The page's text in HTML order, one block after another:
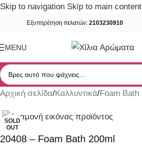
Skip to navigation Skip to main content
Εξυπηρέτηση πελατών: 2103230910
MENU
Αρχική σελίδα/Καλλυντικά/Foam Bath
SOLD
OUT
20408 – Foam Bath 200ml